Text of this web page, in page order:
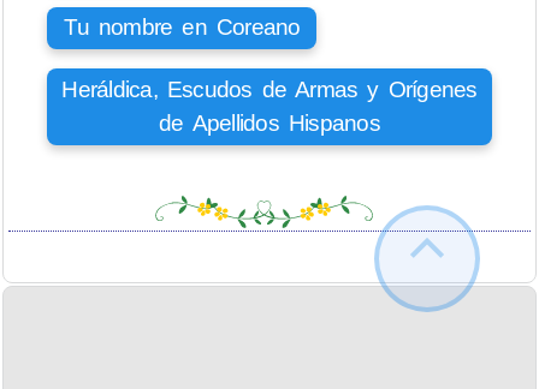
Tu nombre en Coreano
Heráldica, Escudos de Armas y Orígenes
de Apellidos Hispanos